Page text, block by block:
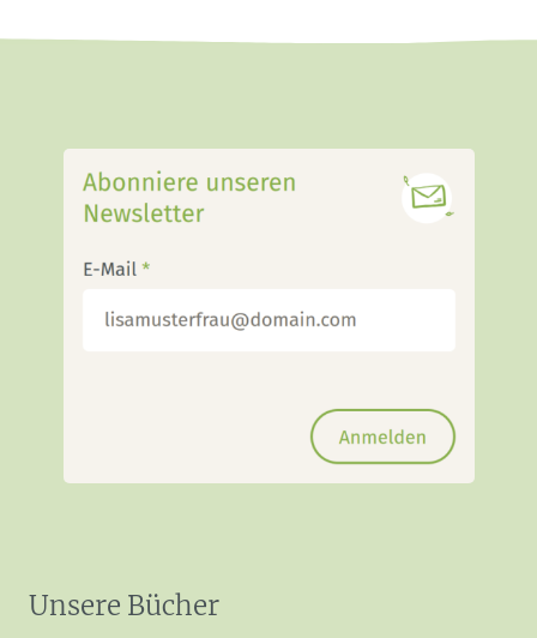
Unsere Bücher